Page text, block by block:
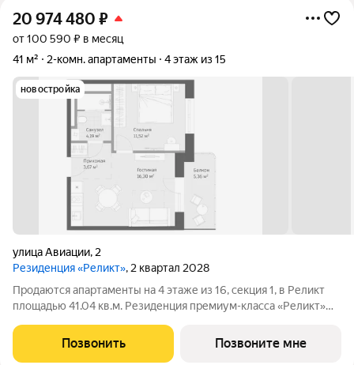
20 974 480 ₽
от 100 590 ₽ в месяц
41 м²
2-комн. апартаменты 4 этаж из 15
новостройка
улица Авиации, 2
Резиденция «Реликт», 2 квартал 2028
Продаются апартаменты на 4 этаже из 16, секция 1, в Реликт
площадью 41.04 кв.м. Резиденция премиум-класса «Реликт»
центре города-курорта, вблизи Курортного бульвара и
Нарзанной галереи. Проект
Позвонить Позвоните мне